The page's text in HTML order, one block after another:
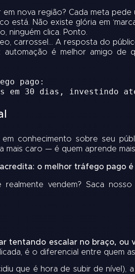
em nova região? Cada meta pede
está. Não existe glória em
ninguém clica. Ponto.
carrossel… A resposta do
automação é melhor amigo de
pago:
30 dias, investindo
conhecimento sobre seu
caro — é quem aprende
o melhor tráfego pago
realmente vendem? Saca
tentando escalar no braço, ou
é o diferencial entre quem
que é hora de subir de nível),